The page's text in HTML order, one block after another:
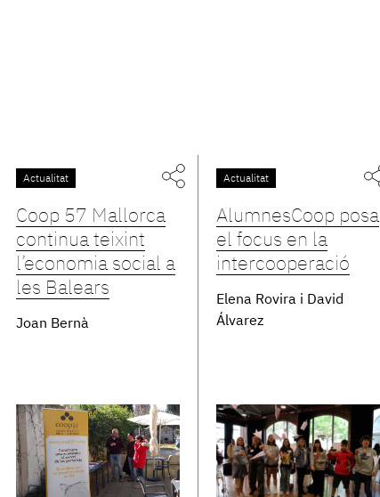
Actualitat
Coop 57 Mallorca
continua teixint
l’economia social a
les Balears
Joan Bernà
Actualitat
AlumnesCoop posa
el focus en la
intercooperació
Elena Rovira i David
Álvarez